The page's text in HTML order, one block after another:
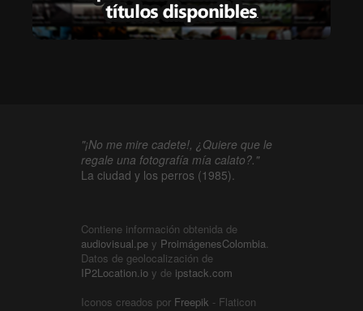
"¡No me mire cadete!, ¿Quiere que le
regale una fotografía mía calato?."
La ciudad y los perros (1985).
Contiene información obtenida de
audiovisual.pe y ProimágenesColombia.
Datos de geolocalización de
IP2Location.io y de ipstack.com
Iconos creados por Freepik - Flaticon